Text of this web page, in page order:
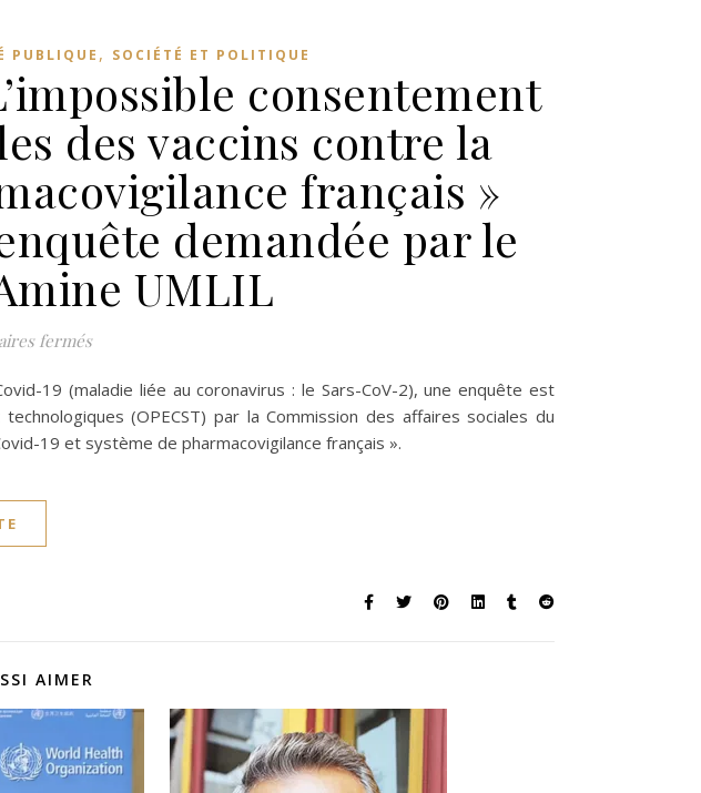
PUBLIQUE , SOCIÉTÉ ET POLITIQUE
consentement
des vaccins contre la
français »
demandée par le
UMLIL
ferméssur « Vaccins contre la Covid-19 : L’impossible consentement ». Rapport «
19 (maladie liée au coronavirus : le Sars-CoV-2), une enquête est
(OPECST) par la Commission des affaires sociales du
19 et système de pharmacovigilance français ».
AIMER